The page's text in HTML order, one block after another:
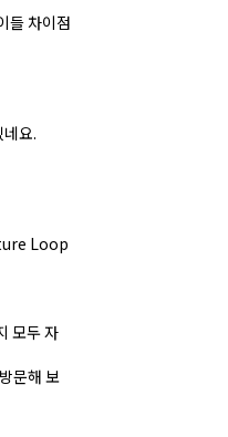
들 차이점
요.
Loop
모두 자
문해 보